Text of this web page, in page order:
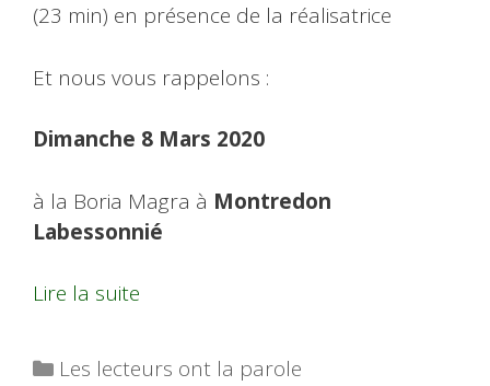
(23 min) en présence de la réalisatrice
Et nous vous rappelons :
Dimanche 8 Mars 2020
à la Boria Magra à Montredon
Labessonnié
Lire la suite
Catégories
Les lecteurs ont la parole